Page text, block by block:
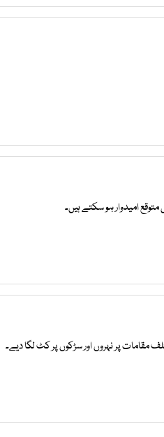
مقامات پر نہروں اور سڑکوں پر کٹ لگا دیے۔